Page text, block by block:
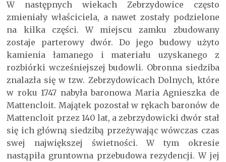
W następnych wiekach Zebrzydowice często
zmieniały właściciela, a nawet zostały podzielone
na kilka części. W miejscu zamku zbudowany
zostaje parterowy dwór. Do jego budowy użyto
kamienia łamanego i materiału uzyskanego z
rozbiórki wcześniejszej budowli. Obronna siedziba
znalazła się w tzw. Zebrzydowicach Dolnych, które
w roku 1747 nabyła baronowa Maria Agnieszka de
Mattencloit. Majątek pozostał w rękach baronów de
Mattencloit przez 140 lat, a zebrzydowicki dwór stał
się ich główną siedzibą przeżywając wówczas czas
swej największej świetności. W tym okresie
nastąpiła gruntowna przebudowa rezydencji. W jej